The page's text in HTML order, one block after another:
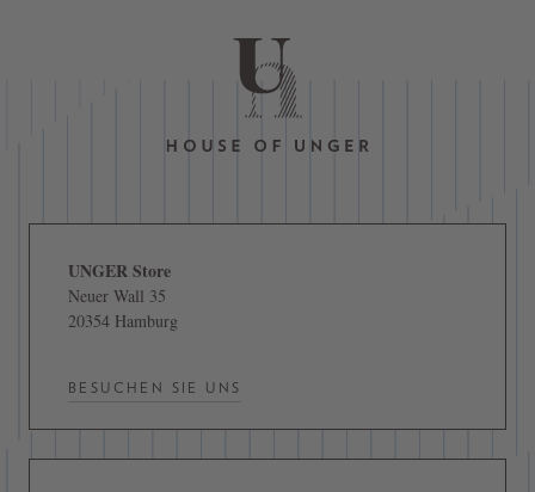
UNGER Store
Neuer Wall 35
20354 Hamburg
BESUCHEN SIE UNS